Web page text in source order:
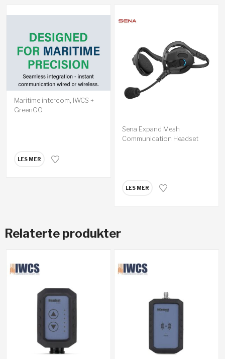
Maritime intercom, IWCS +
GreenGO
LES MER
Sena Expand Mesh
Communication Headset
LES MER
Relaterte produkter